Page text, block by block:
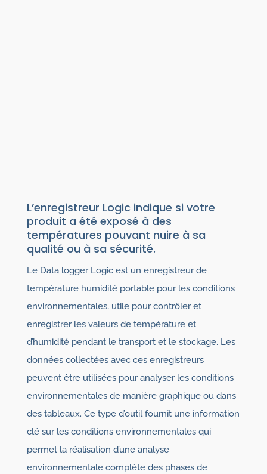
L’enregistreur Logic indique si votre
produit a été exposé à des
températures pouvant nuire à sa
qualité ou à sa sécurité.
Le Data logger Logic est un enregistreur de
température humidité portable pour les conditions
environnementales, utile pour contrôler et
enregistrer les valeurs de température et
d’humidité pendant le transport et le stockage. Les
données collectées avec ces enregistreurs
peuvent être utilisées pour analyser les conditions
environnementales de manière graphique ou dans
des tableaux. Ce type d’outil fournit une information
clé sur les conditions environnementales qui
permet la réalisation d’une analyse
environnementale complète des phases de